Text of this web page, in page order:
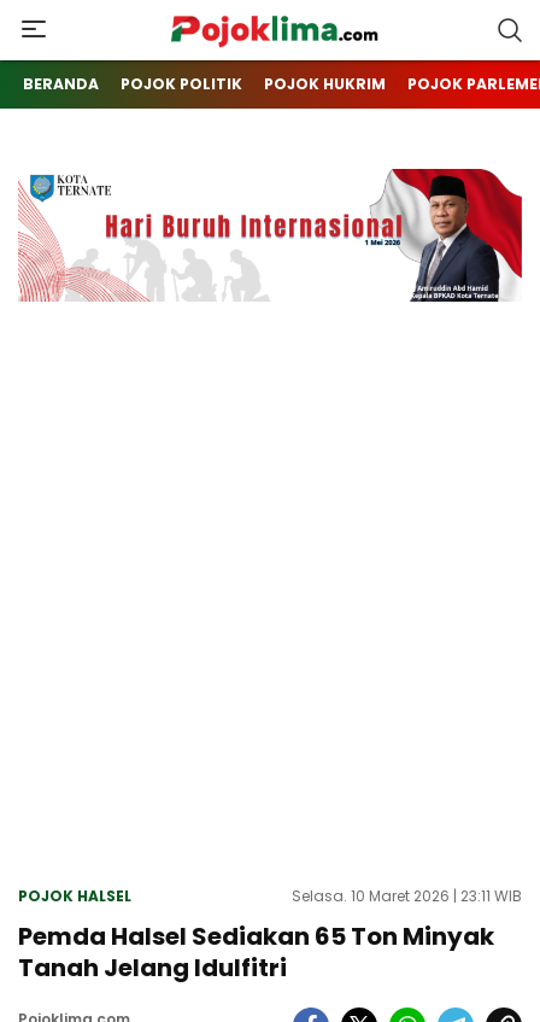
pojoklima.com
Mojokin
BERANDA POJOK POLITIK POJOK HUKRIM POJOK
POJOK HALSEL Selasa. 10 Maret 2026 | 23:11 WIB
Pemda Halsel Sediakan 65 Ton Minyak
Tanah Jelang Idulfitri